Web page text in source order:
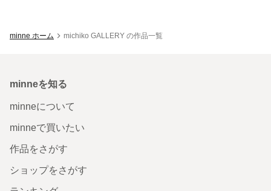
minne ホーム michiko GALLERY の作品一覧
minneを知る
minneについて
minneで買いたい
作品をさがす
ショップをさがす